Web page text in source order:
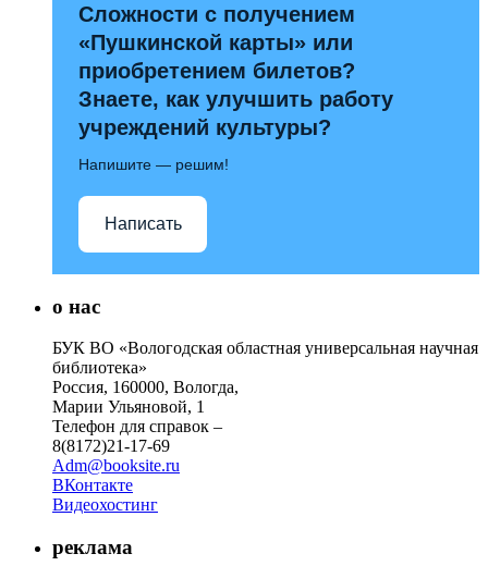
Сложности с получением
«Пушкинской карты» или
приобретением билетов?
Знаете, как улучшить работу
учреждений культуры?
Напишите — решим!
Написать
о нас
БУК ВО «Вологодская областная универсальная научная
библиотека»
Россия, 160000, Вологда,
Марии Ульяновой, 1
Телефон для справок –
8(8172)21-17-69
Adm@booksite.ru
ВКонтакте
Видеохостинг
реклама